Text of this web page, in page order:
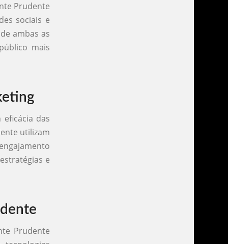
Prudente
sociais e
ambas as
mais
das
utilizam
e
Prudente